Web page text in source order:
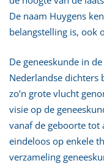
De naam Huygens
belangstelling is, ook
De geneeskunde in
Nederlandse dichters
zo’n grote vlucht
visie op de
vanaf de geboorte tot
eindeloos op enkele
verzameling